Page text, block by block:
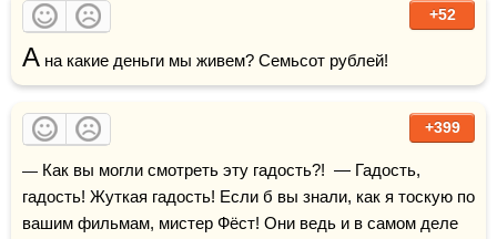
+52
А на какие деньги мы живем? Семьсот рублей!
+399
— Как вы могли смотреть эту гадость?!  — Гадость,
гадость! Жуткая гадость! Если б вы знали, как я тоскую по
вашим фильмам, мистер Фёст! Они ведь и в самом деле